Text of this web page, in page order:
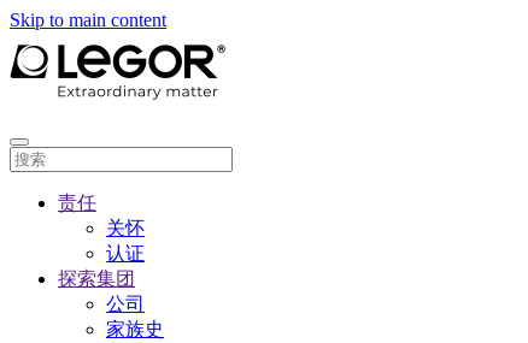
Skip to main content
责任
关怀
认证
探索集团
公司
家族史